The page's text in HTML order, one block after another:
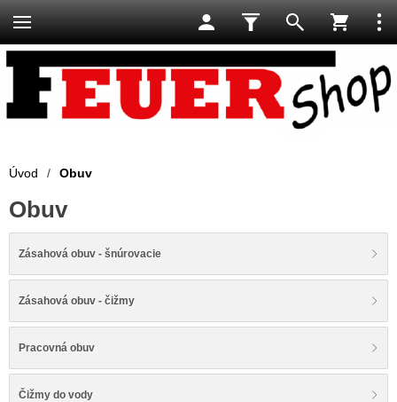
Úvod / Obuv
Obuv
Zásahová obuv - šnúrovacie
Zásahová obuv - čižmy
Pracovná obuv
Čižmy do vody